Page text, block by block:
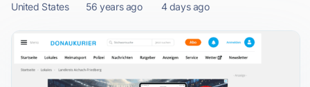
United States 56 years ago 4 days ago